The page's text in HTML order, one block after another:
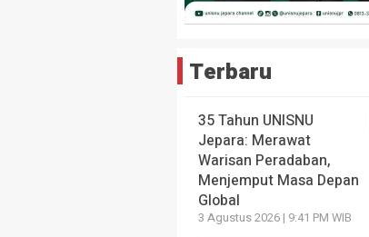
Terbaru
35 Tahun UNISNU
Jepara: Merawat
Warisan Peradaban,
Menjemput Masa Depan
Global
3 Agustus 2026 | 9:41 PM WIB